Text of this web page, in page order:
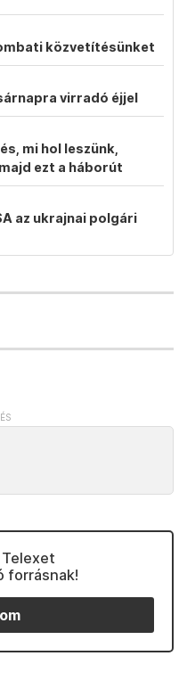
közvetítésünket
virradó éjjel
mi hol leszünk,
ezt a háborút
az ukrajnai polgári
forrásnak!